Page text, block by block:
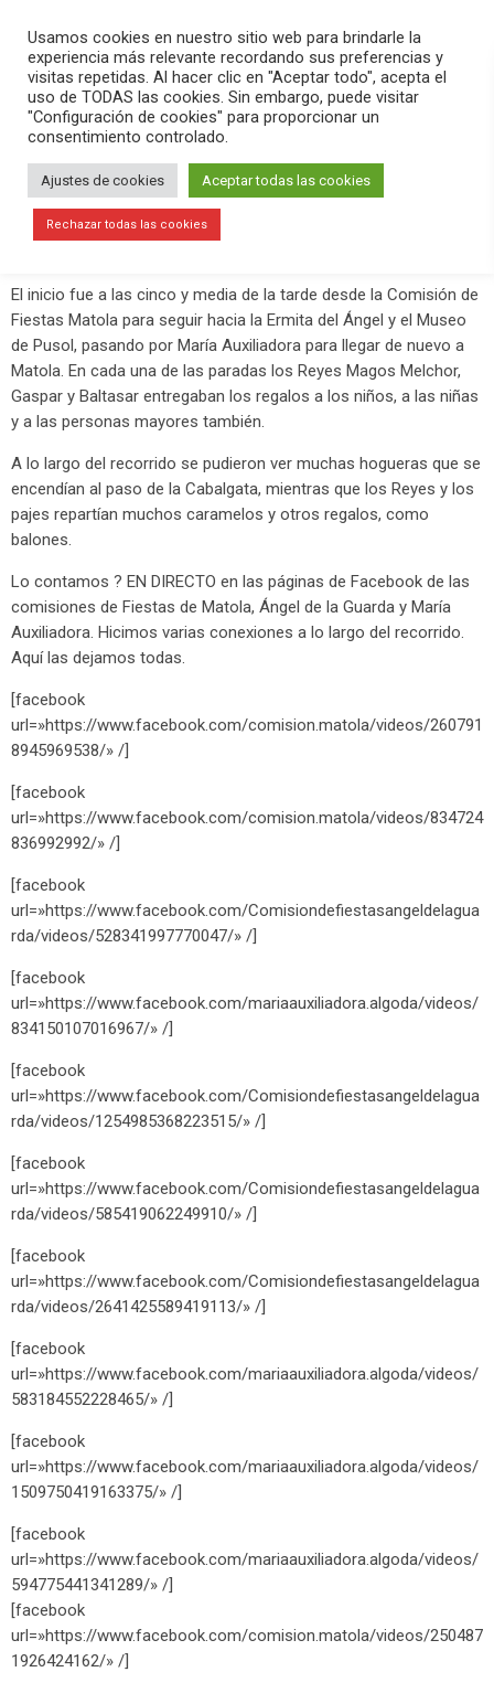
search menu pause PLAY
enero 6, 2020
Impresionante Cabalgata de Matola-
Algoda-Pusol
Un año más se ha hecho la Cabalgata que recorre catorce
El inicio fue a las cinco y media de la tarde desde la Comisión de
Fiestas Matola para seguir hacia la Ermita del Ángel y el Museo
de Pusol, pasando por María Auxiliadora para llegar de nuevo a
Matola. En cada una de las paradas los Reyes Magos Melchor,
Gaspar y Baltasar entregaban los regalos a los niños, a las niñas
y a las personas mayores también.
A lo largo del recorrido se pudieron ver muchas hogueras que se
encendían al paso de la Cabalgata, mientras que los Reyes y los
pajes repartían muchos caramelos y otros regalos, como
balones.
Lo contamos ? EN DIRECTO en las páginas de Facebook de las
comisiones de Fiestas de Matola, Ángel de la Guarda y María
Auxiliadora. Hicimos varias conexiones a lo largo del recorrido.
Aquí las dejamos todas.
[facebook
url=»https://www.facebook.com/comision.matola/videos/260791
8945969538/» /]
[facebook
url=»https://www.facebook.com/comision.matola/videos/834724
836992992/» /]
[facebook
url=»https://www.facebook.com/Comisiondefiestasangeldelagua
rda/videos/528341997770047/» /]
[facebook
url=»https://www.facebook.com/mariaauxiliadora.algoda/videos/
834150107016967/» /]
[facebook
url=»https://www.facebook.com/Comisiondefiestasangeldelagua
rda/videos/1254985368223515/» /]
[facebook
url=»https://www.facebook.com/Comisiondefiestasangeldelagua
rda/videos/585419062249910/» /]
[facebook
url=»https://www.facebook.com/Comisiondefiestasangeldelagua
rda/videos/2641425589419113/» /]
[facebook
url=»https://www.facebook.com/mariaauxiliadora.algoda/videos/
583184552228465/» /]
[facebook
url=»https://www.facebook.com/mariaauxiliadora.algoda/videos/
1509750419163375/» /]
[facebook
url=»https://www.facebook.com/mariaauxiliadora.algoda/videos/
594775441341289/» /]
[facebook
url=»https://www.facebook.com/comision.matola/videos/250487
1926424162/» /]
Usamos cookies en nuestro sitio web para brindarle la
experiencia más relevante recordando sus preferencias y
visitas repetidas. Al hacer clic en "Aceptar todo", acepta el
uso de TODAS las cookies. Sin embargo, puede visitar
"Configuración de cookies" para proporcionar un
consentimiento controlado.
Ajustes de cookies Aceptar todas las cookies
Rechazar todas las cookies